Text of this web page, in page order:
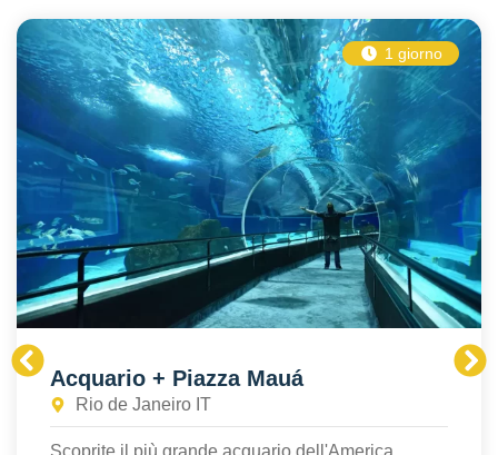
1 giorno
Acquario + Piazza Mauá
Rio de Janeiro IT